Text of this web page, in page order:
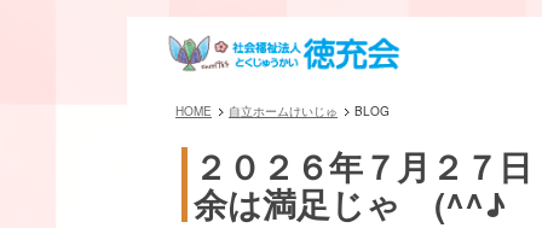
HOME 自立ホームけいじゅ BLOG
２０２６年７月２７日
余は満足じゃ (^^♪